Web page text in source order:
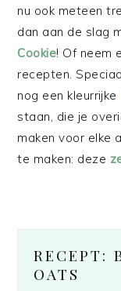
nu ook meteen
dan aan de slag
Cookie! Of neem
recepten.
nog een kleurrijke
staan, die je
maken voor elke
te maken: deze
RECEPT:
OATS